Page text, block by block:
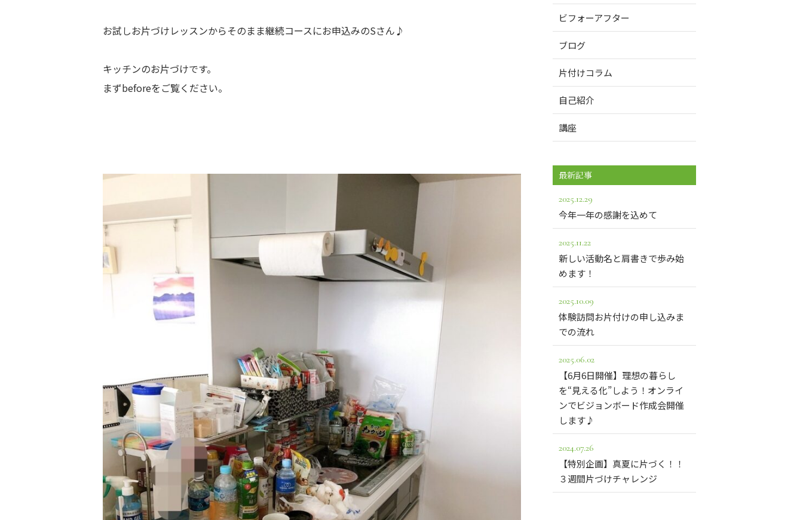
お試しお片づけレッスンからそのまま継続コースにお申込みのSさん♪
キッチンのお片づけです。
まずbeforeをご覧ください。
ビフォーアフター
ブログ
片付けコラム
自己紹介
講座
最新記事
2025.12.29
今年一年の感謝を込めて
2025.11.22
新しい活動名と肩書きで歩み始
めます！
2025.10.09
体験訪問お片付けの申し込みま
での流れ
2025.06.02
【6月6日開催】理想の暮らし
を“見える化”しよう！オンライ
ンでビジョンボード作成会開催
します♪
2024.07.26
【特別企画】真夏に片づく！！
３週間片づけチャレンジ